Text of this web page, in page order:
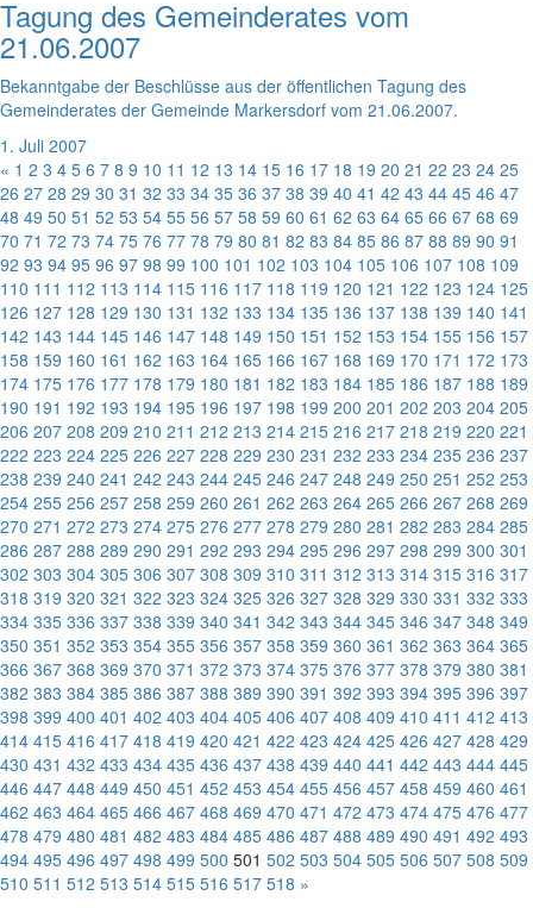
Tagung des Gemeinderates vom
21.06.2007
Bekanntgabe der Beschlüsse aus der öffentlichen Tagung des
Gemeinderates der Gemeinde Markersdorf vom 21.06.2007.
1. Juli 2007
« 1 2 3 4 5 6 7 8 9 10 11 12 13 14 15 16 17 18 19 20 21 22 23 24 25
26 27 28 29 30 31 32 33 34 35 36 37 38 39 40 41 42 43 44 45 46 47
48 49 50 51 52 53 54 55 56 57 58 59 60 61 62 63 64 65 66 67 68 69
70 71 72 73 74 75 76 77 78 79 80 81 82 83 84 85 86 87 88 89 90 91
92 93 94 95 96 97 98 99 100 101 102 103 104 105 106 107 108 109
110 111 112 113 114 115 116 117 118 119 120 121 122 123 124 125
126 127 128 129 130 131 132 133 134 135 136 137 138 139 140 141
142 143 144 145 146 147 148 149 150 151 152 153 154 155 156 157
158 159 160 161 162 163 164 165 166 167 168 169 170 171 172 173
174 175 176 177 178 179 180 181 182 183 184 185 186 187 188 189
190 191 192 193 194 195 196 197 198 199 200 201 202 203 204 205
206 207 208 209 210 211 212 213 214 215 216 217 218 219 220 221
222 223 224 225 226 227 228 229 230 231 232 233 234 235 236 237
238 239 240 241 242 243 244 245 246 247 248 249 250 251 252 253
254 255 256 257 258 259 260 261 262 263 264 265 266 267 268 269
270 271 272 273 274 275 276 277 278 279 280 281 282 283 284 285
286 287 288 289 290 291 292 293 294 295 296 297 298 299 300 301
302 303 304 305 306 307 308 309 310 311 312 313 314 315 316 317
318 319 320 321 322 323 324 325 326 327 328 329 330 331 332 333
334 335 336 337 338 339 340 341 342 343 344 345 346 347 348 349
350 351 352 353 354 355 356 357 358 359 360 361 362 363 364 365
366 367 368 369 370 371 372 373 374 375 376 377 378 379 380 381
382 383 384 385 386 387 388 389 390 391 392 393 394 395 396 397
398 399 400 401 402 403 404 405 406 407 408 409 410 411 412 413
414 415 416 417 418 419 420 421 422 423 424 425 426 427 428 429
430 431 432 433 434 435 436 437 438 439 440 441 442 443 444 445
446 447 448 449 450 451 452 453 454 455 456 457 458 459 460 461
462 463 464 465 466 467 468 469 470 471 472 473 474 475 476 477
478 479 480 481 482 483 484 485 486 487 488 489 490 491 492 493
494 495 496 497 498 499 500 501 502 503 504 505 506 507 508 509
510 511 512 513 514 515 516 517 518 »